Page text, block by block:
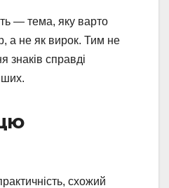
— тема, яку варто
а не як вирок. Тим не
знаків справді
схожий